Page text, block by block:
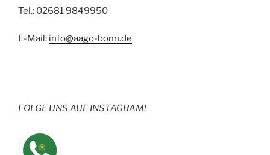
Tel.: 02681 9849950
E-Mail: info@aago-bonn.de
FOLGE UNS AUF INSTAGRAM!